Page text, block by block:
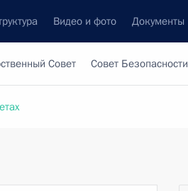
Видео и фото Документы
Совет Совет Безопасности